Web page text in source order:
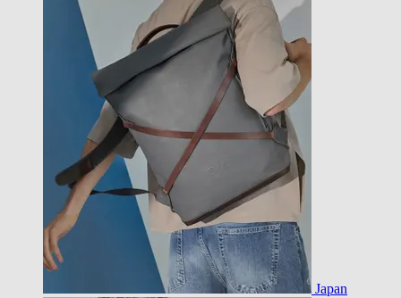
Japan